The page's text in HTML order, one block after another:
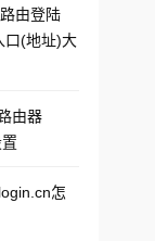
由登陆
口(地址)大
由器
怎